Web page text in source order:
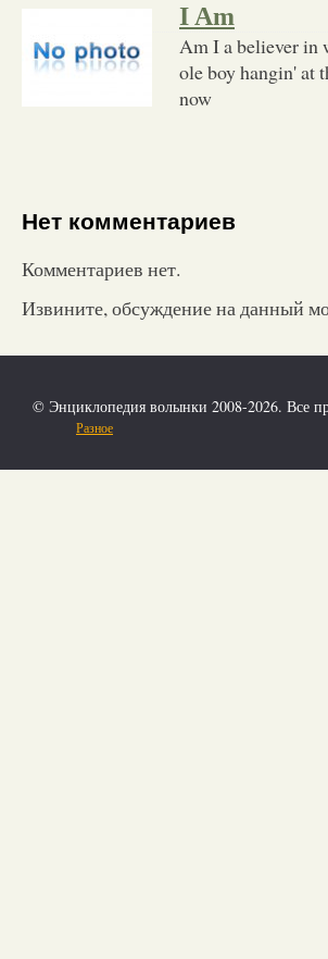
I Am
Am I a believer in
ole boy hangin' at
now
Нет комментариев
Комментариев нет.
Извините, обсуждение на данный
© Энциклопедия волынки 2008-2026. Все
Разное